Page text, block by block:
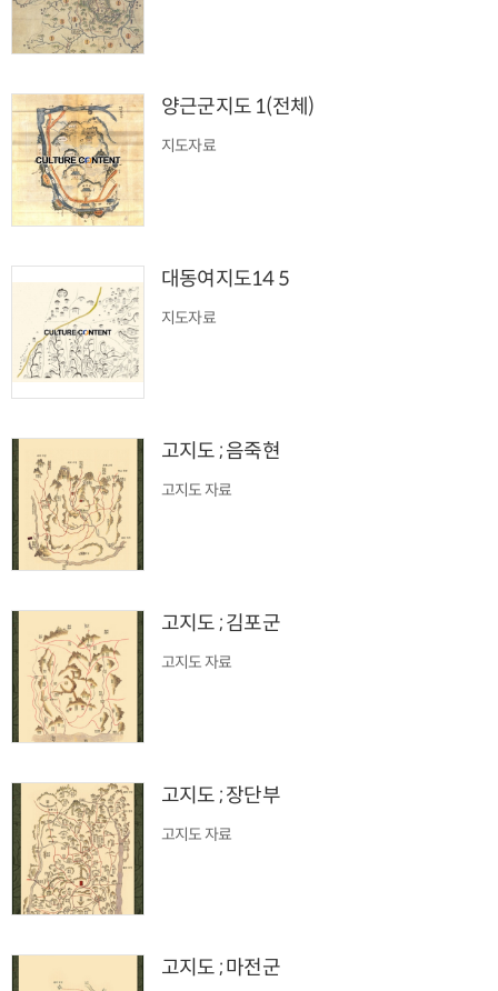
양근군지도 1(전체)
지도자료
대동여지도14 5
지도자료
고지도 ; 음죽현
고지도 자료
고지도 ; 김포군
고지도 자료
고지도 ; 장단부
고지도 자료
고지도 ; 마전군